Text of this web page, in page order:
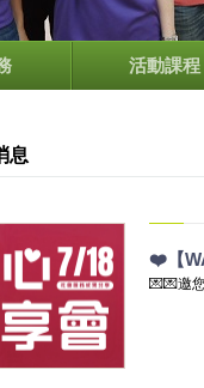
活動課程
息
❤️【
💌💌邀